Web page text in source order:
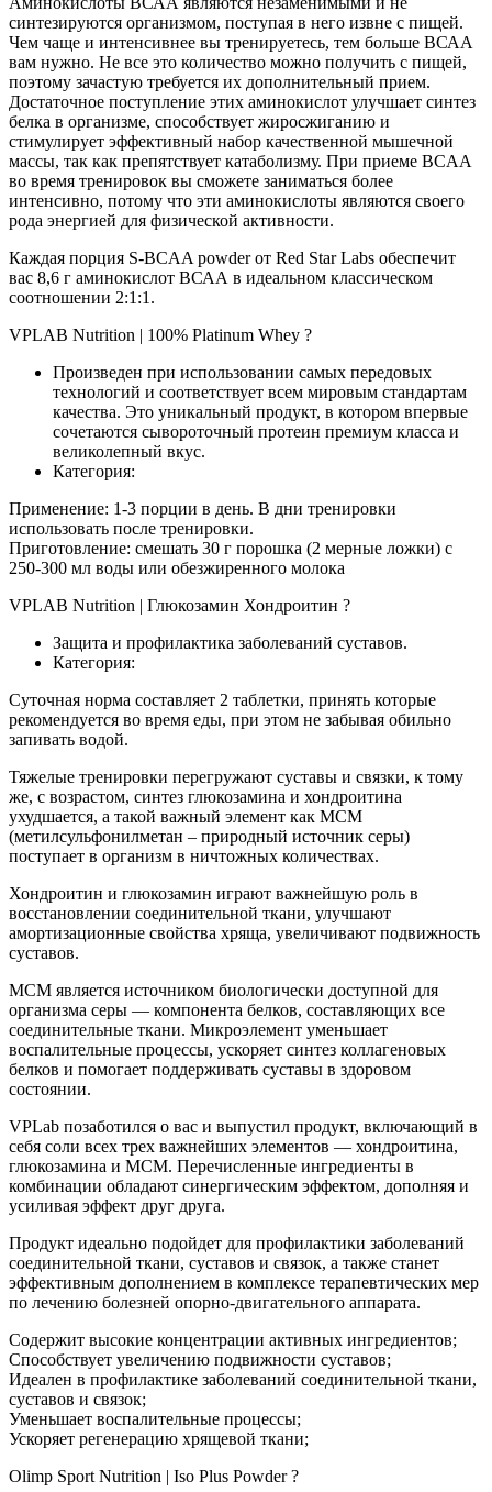
синтезируются организмом, поступая в него извне с пищей.
Чем чаще и интенсивнее вы тренируетесь, тем больше ВСАА
вам нужно. Не все это количество можно получить с пищей,
поэтому зачастую требуется их дополнительный прием.
Достаточное поступление этих аминокислот улучшает синтез
белка в организме, способствует жиросжиганию и
стимулирует эффективный набор качественной мышечной
массы, так как препятствует катаболизму. При приеме BCAA
во время тренировок вы сможете заниматься более
интенсивно, потому что эти аминокислоты являются своего
рода энергией для физической активности.
Каждая порция S-BCAA powder от Red Star Labs обеспечит
вас 8,6 г аминокислот ВСАА в идеальном классическом
соотношении 2:1:1.
VPLAB Nutrition | 100% Platinum Whey ?
Произведен при использовании самых передовых
технологий и соответствует всем мировым стандартам
качества. Это уникальный продукт, в котором впервые
сочетаются сывороточный протеин премиум класса и
великолепный вкус.
Категория:
Применение: 1-3 порции в день. В дни тренировки
использовать после тренировки.
Приготовление: смешать 30 г порошка (2 мерные ложки) с
250-300 мл воды или обезжиренного молока
VPLAB Nutrition | Глюкозамин Хондроитин ?
Защита и профилактика заболеваний суставов.
Категория:
Суточная норма составляет 2 таблетки, принять которые
рекомендуется во время еды, при этом не забывая обильно
запивать водой.
Тяжелые тренировки перегружают суставы и связки, к тому
же, с возрастом, синтез глюкозамина и хондроитина
ухудшается, а такой важный элемент как МСМ
(метилсульфонилметан – природный источник серы)
поступает в организм в ничтожных количествах.
Хондроитин и глюкозамин играют важнейшую роль в
восстановлении соединительной ткани, улучшают
амортизационные свойства хряща, увеличивают подвижность
суставов.
МСМ является источником биологически доступной для
организма серы — компонента белков, составляющих все
соединительные ткани. Микроэлемент уменьшает
воспалительные процессы, ускоряет синтез коллагеновых
белков и помогает поддерживать суставы в здоровом
состоянии.
VPLab позаботился о вас и выпустил продукт, включающий в
себя соли всех трех важнейших элементов — хондроитина,
глюкозамина и МСМ. Перечисленные ингредиенты в
комбинации обладают синергическим эффектом, дополняя и
усиливая эффект друг друга.
Продукт идеально подойдет для профилактики заболеваний
соединительной ткани, суставов и связок, а также станет
эффективным дополнением в комплексе терапевтических мер
по лечению болезней опорно-двигательного аппарата.
Содержит высокие концентрации активных ингредиентов;
Способствует увеличению подвижности суставов;
Идеален в профилактике заболеваний соединительной ткани,
суставов и связок;
Уменьшает воспалительные процессы;
Ускоряет регенерацию хрящевой ткани;
Olimp Sport Nutrition | Iso Plus Powder ?